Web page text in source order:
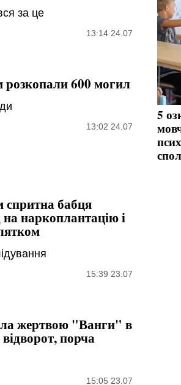
за це
13:14 24.07
600 могил
13:02 24.07
бабця
наркоплантацію і
15:39 23.07
жертвою "Ванги" в
порча
15:05 23.07
5